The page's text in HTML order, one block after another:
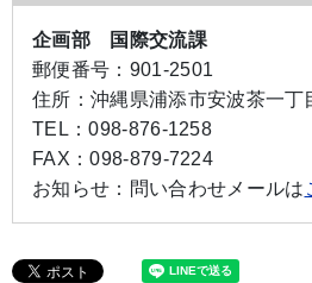
企画部 国際交流課
郵便番号： 901-2501
住所： 沖縄県浦添市安波茶一丁
TEL：098-876-1258
FAX：098-879-7224
お知らせ： 問い合わせメールは